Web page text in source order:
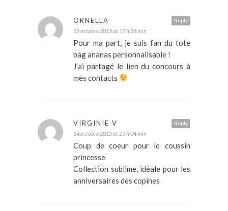
Reply
ORNELLA
15 octobre 2015 at 17 h 38 min
Pour ma part, je suis fan du tote
bag ananas personnalisable !
J’ai partagé le lien du concours à
mes contacts
Reply
VIRGINIE V
14 octobre 2015 at 23 h 04 min
Coup de coeur pour le coussin
princesse
Collection sublime, idéale pour les
anniversaires des copines